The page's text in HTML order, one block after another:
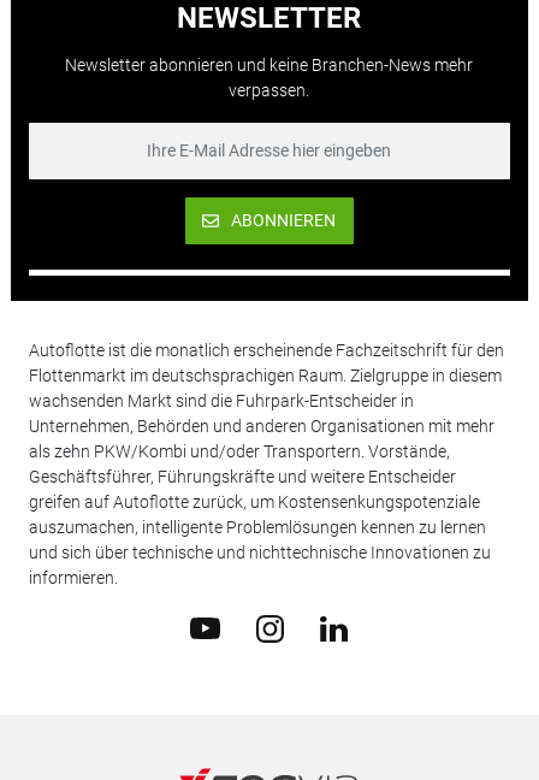
NEWSLETTER
Newsletter abonnieren und keine Branchen-News mehr
verpassen.
ABONNIEREN
Autoflotte ist die monatlich erscheinende Fachzeitschrift für den
Flottenmarkt im deutschsprachigen Raum. Zielgruppe in diesem
wachsenden Markt sind die Fuhrpark-Entscheider in
Unternehmen, Behörden und anderen Organisationen mit mehr
als zehn PKW/Kombi und/oder Transportern. Vorstände,
Geschäftsführer, Führungskräfte und weitere Entscheider
greifen auf Autoflotte zurück, um Kostensenkungspotenziale
auszumachen, intelligente Problemlösungen kennen zu lernen
und sich über technische und nichttechnische Innovationen zu
informieren.